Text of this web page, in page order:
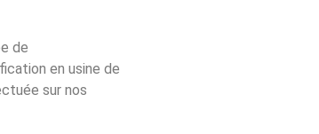
de
en usine de
sur nos